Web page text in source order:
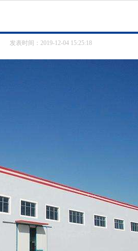
发表时间：2019-12-04 15:25:18